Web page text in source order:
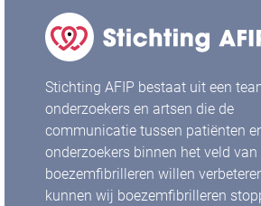
Stichting AFIP bestaat uit een
onderzoekers en artsen die de
communicatie tussen patiënten
onderzoekers binnen het veld van
boezemfibrilleren willen
kunnen wij boezemfibrilleren